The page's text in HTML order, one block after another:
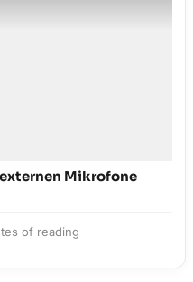
Mikrofone
of reading